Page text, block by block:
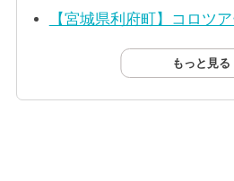
【宮城県利府町】コロツ
もっと見る